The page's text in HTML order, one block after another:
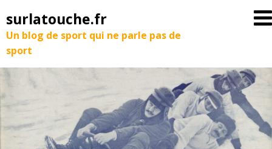
surlatouche.fr
Un blog de sport qui ne parle pas de
sport